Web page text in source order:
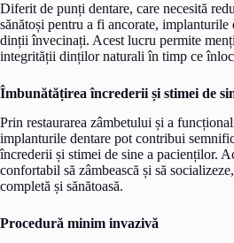
Diferit de punți dentare, care necesită
sănătoși pentru a fi ancorate, implanturile
dinții învecinați. Acest lucru permite
integrității dinților naturali în timp ce
Îmbunătățirea încrederii și stimei de
Prin restaurarea zâmbetului și a
implanturile dentare pot contribui
încrederii și stimei de sine a pacienților.
confortabil să zâmbească și să
completă și sănătoasă.
Procedură minim invazivă